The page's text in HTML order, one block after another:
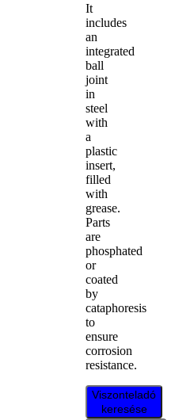
It
includes
an
integrated
ball
joint
in
steel
with
a
plastic
insert,
filled
with
grease.
Parts
are
phosphated
or
coated
by
cataphoresis
to
ensure
corrosion
resistance.
Viszonteladó
keresése